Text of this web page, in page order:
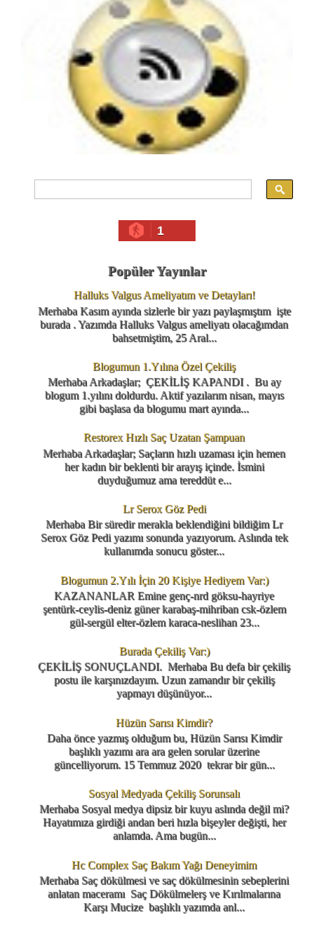
1
Popüler Yayınlar
Halluks Valgus Ameliyatım ve Detayları!
Merhaba Kasım ayında sizlerle bir yazı paylaşmıştım işte
burada . Yazımda Halluks Valgus ameliyatı olacağımdan
bahsetmiştim, 25 Aral...
Blogumun 1.Yılına Özel Çekiliş
Merhaba Arkadaşlar; ÇEKİLİŞ KAPANDI . Bu ay
blogum 1.yılını doldurdu. Aktif yazılarım nisan, mayıs
gibi başlasa da blogumu mart ayında...
Restorex Hızlı Saç Uzatan Şampuan
Merhaba Arkadaşlar; Saçların hızlı uzaması için hemen
her kadın bir beklenti bir arayış içinde. İsmini
duyduğumuz ama tereddüt e...
Lr Serox Göz Pedi
Merhaba Bir süredir merakla beklendiğini bildiğim Lr
Serox Göz Pedi yazımı sonunda yazıyorum. Aslında tek
kullanımda sonucu göster...
Blogumun 2.Yılı İçin 20 Kişiye Hediyem Var:)
KAZANANLAR Emine genç-nrd göksu-hayriye
şentürk-ceylis-deniz güner karabaş-mihriban csk-özlem
gül-sergül elter-özlem karaca-neslihan 23...
Burada Çekiliş Var:)
ÇEKİLİŞ SONUÇLANDI. Merhaba Bu defa bir çekiliş
postu ile karşınızdayım. Uzun zamandır bir çekiliş
yapmayı düşünüyor...
Hüzün Sarısı Kimdir?
Daha önce yazmış olduğum bu, Hüzün Sarısı Kimdir
başlıklı yazımı ara ara gelen sorular üzerine
güncelliyorum. 15 Temmuz 2020 tekrar bir gün...
Sosyal Medyada Çekiliş Sorunsalı
Merhaba Sosyal medya dipsiz bir kuyu aslında değil mi?
Hayatımıza girdiği andan beri hızla bişeyler değişti, her
anlamda. Ama bugün...
Hc Complex Saç Bakım Yağı Deneyimim
Merhaba Saç dökülmesi ve saç dökülmesinin sebeplerini
anlatan maceramı Saç Dökülmelerş ve Kırılmalarına
Karşı Mucize başlıklı yazımda anl...